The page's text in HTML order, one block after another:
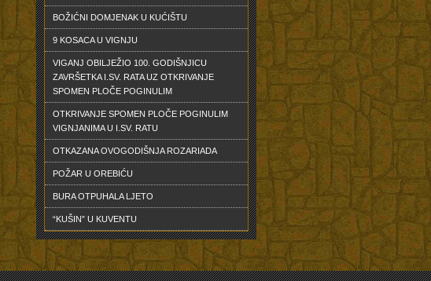
BOŽIĆNI DOMJENAK U KUĆIŠTU
9 KOSACA U VIGNJU
VIGANJ OBILJEŽIO 100. GODIŠNJICU
ZAVRŠETKA I.SV. RATA UZ OTKRIVANJE
SPOMEN PLOČE POGINULIM
OTKRIVANJE SPOMEN PLOČE POGINULIM
VIGNJANIMA U I.SV. RATU
OTKAZANA OVOGODIŠNJA ROZARIADA
POŽAR U OREBIĆU
BURA OTPUHALA LJETO
“KUŠIN” U KUVENTU